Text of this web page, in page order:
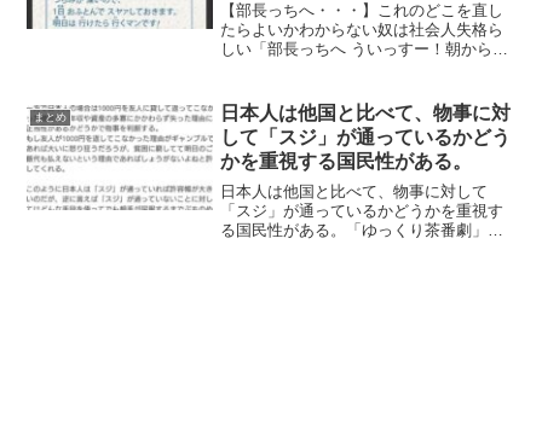
【部長っちへ・・・】これのどこを直し
たらよいかわからない奴は社会人失格ら
しい「部長っちへ ういっすー！朝から、
す。明日は 行けたら 行くマンです！」と
いう文章を正...
まとめ
日本人は他国と比べて、物事に対
して「スジ」が通っているかどう
かを重視する国民性がある。
日本人は他国と比べて、物事に対して
「スジ」が通っているかどうかを重視す
る国民性がある。「ゆっくり茶番劇」騒